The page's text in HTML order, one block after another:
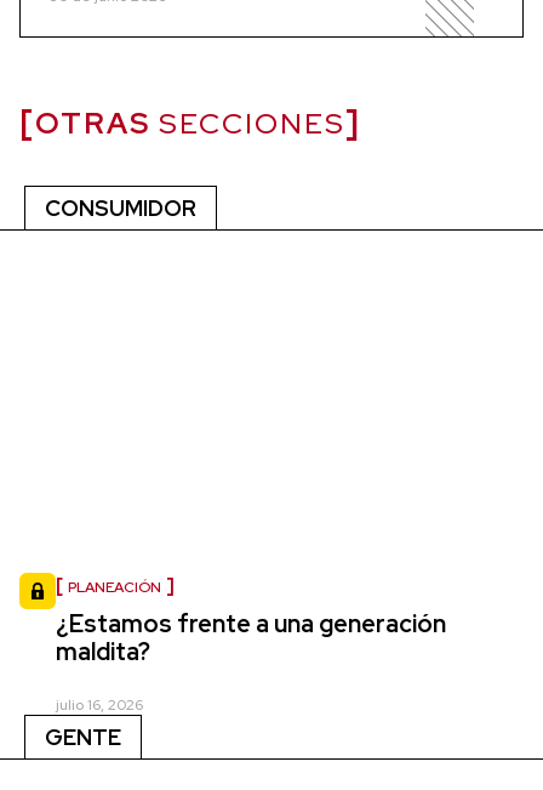
OTRAS SECCIONES
CONSUMIDOR
PLANEACIÓN
¿Estamos frente a una generación
maldita?
julio 16, 2026
GENTE